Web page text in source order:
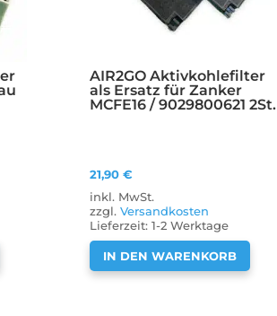
AIR2GO Aktivkohlefilter
als Ersatz für Zanker
MCFE16 / 9029800621 2St.
21,90€
inkl. MwSt.
zzgl.Versandkosten
Lieferzeit:1-2 Werktage
IN DEN WARENKORB